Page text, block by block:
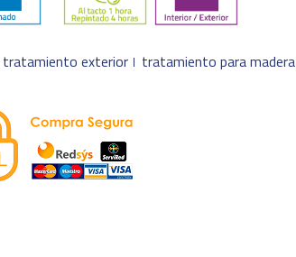
tratamiento exterior tratamiento para madera